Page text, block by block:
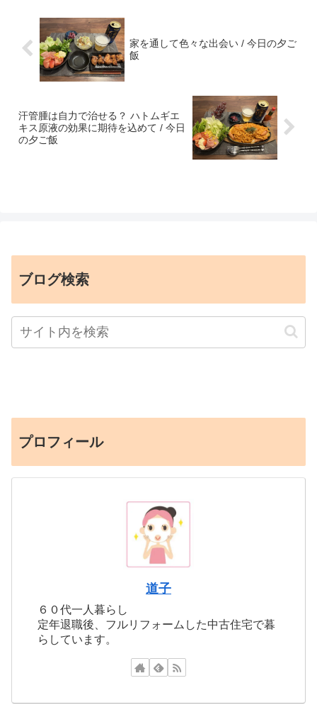
家を通して色々な出会い / 今日の夕ご
飯
汗管腫は自力で治せる？ ハトムギエ
キス原液の効果に期待を込めて / 今日
の夕ご飯
ブログ検索
プロフィール
道子
６０代一人暮らし
定年退職後、フルリフォームした中古住宅で暮
らしています。